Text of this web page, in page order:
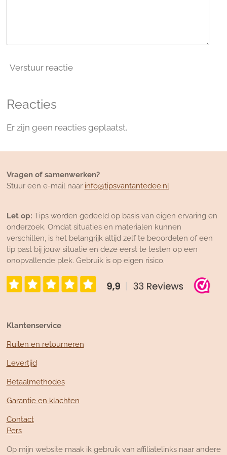
Verstuur reactie
Reacties
Er zijn geen reacties geplaatst.
Vragen of samenwerken?
Stuur een e-mail naar info@tipsvantantedee.nl
Let op: Tips worden gedeeld op basis van eigen ervaring en
onderzoek. Omdat situaties en materialen kunnen
verschillen, is het belangrijk altijd zelf te beoordelen of een
tip past bij jouw situatie en deze eerst te testen op een
onopvallende plek. Gebruik is op eigen risico.
Klantenservice
Ruilen en retourneren
Levertijd
Betaalmethodes
Garantie en klachten
Contact
Pers
Op mijn website maak ik gebruik van affiliatelinks naar andere